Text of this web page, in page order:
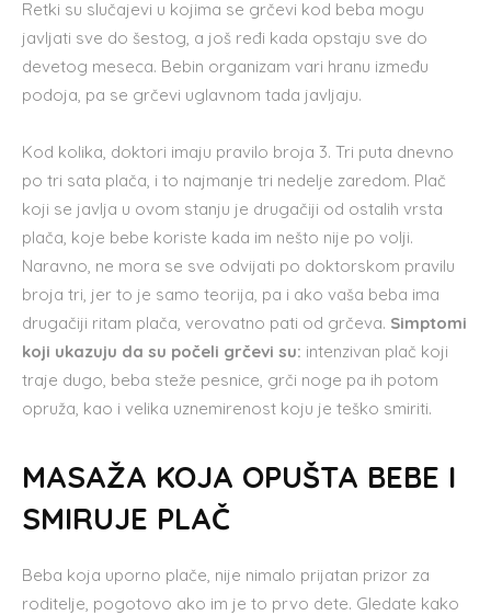
Retki su slučajevi u kojima se grčevi kod beba mogu
javljati sve do šestog, a još ređi kada opstaju sve do
devetog meseca. Bebin organizam vari hranu između
podoja, pa se grčevi uglavnom tada javljaju.
Kod kolika, doktori imaju pravilo broja 3. Tri puta dnevno
po tri sata plača, i to najmanje tri nedelje zaredom. Plač
koji se javlja u ovom stanju je drugačiji od ostalih vrsta
plača, koje bebe koriste kada im nešto nije po volji.
Naravno, ne mora se sve odvijati po doktorskom pravilu
broja tri, jer to je samo teorija, pa i ako vaša beba ima
drugačiji ritam plača, verovatno pati od grčeva. Simptomi
koji ukazuju da su počeli grčevi su: intenzivan plač koji
traje dugo, beba steže pesnice, grči noge pa ih potom
opruža, kao i velika uznemirenost koju je teško smiriti.
MASAŽA KOJA OPUŠTA BEBE I
SMIRUJE PLAČ
Beba koja uporno plače, nije nimalo prijatan prizor za
roditelje, pogotovo ako im je to prvo dete. Gledate kako